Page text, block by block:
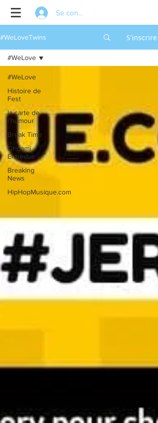
Se connecter
#WeLoveTwins S'inscrire
#WeLove
Histoire de
Fest
la carte de
l'humour
Break Time
Origami
Entrevue
Breaking
News
HipHopMusique.com
#WeLove